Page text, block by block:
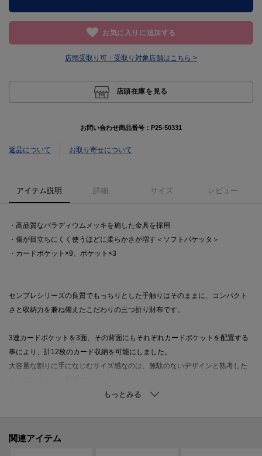
お気に入りに追加する
店頭受取り可： 受取り対象店舗はこちら >
店頭在庫を見る
お問い合わせ商品番号： P25-50331
返品について お取り寄せについて
アイテム説明 詳細 サイズ レビュー
・高品質なパラディウムメッキを施した金具を採用
・傷が目立ちにくく使うほどに柔らかさが増す＜ソフトバケッタ＞
・カードポケット×9、ポケット×3
センプレシリーズの良質でもっちりとした手触りはそのままに、コンパクト
さと収納力を兼ね備えたこだわりの三つ折り財布です。
3連カードポケットを3面、その背面にもそれぞれカードポケットを配置する
事により、計12枚のカード収納を可能にしました。
大容量な割りに手になじむサイズ感なのは、無駄のないデザインと熟考した
しっかりと片側マチもつけています。
関連アイテム